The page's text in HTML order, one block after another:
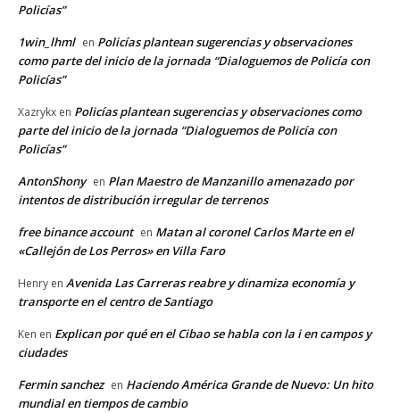
Policías”
1win_lhml en Policías plantean sugerencias y observaciones
como parte del inicio de la jornada “Dialoguemos de Policía con
Policías”
Xazrykx en Policías plantean sugerencias y observaciones como
parte del inicio de la jornada “Dialoguemos de Policía con
Policías”
AntonShony en Plan Maestro de Manzanillo amenazado por
intentos de distribución irregular de terrenos
free binance account en Matan al coronel Carlos Marte en el
«Callejón de Los Perros» en Villa Faro
Henry en Avenida Las Carreras reabre y dinamiza economía y
transporte en el centro de Santiago
Ken en Explican por qué en el Cibao se habla con la i en campos y
ciudades
Fermin sanchez en Haciendo América Grande de Nuevo: Un hito
mundial en tiempos de cambio